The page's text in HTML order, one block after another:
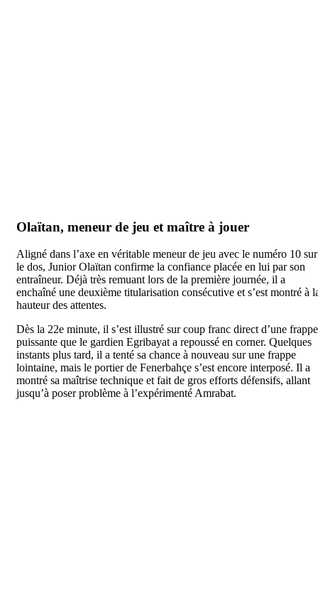
Olaïtan, meneur de jeu et maître à jouer
Aligné dans l’axe en véritable meneur de jeu avec le numéro 10 sur
le dos, Junior Olaïtan confirme la confiance placée en lui par son
entraîneur. Déjà très remuant lors de la première journée, il a
enchaîné une deuxième titularisation consécutive et s’est montré à
hauteur des attentes.
Dès la 22e minute, il s’est illustré sur coup franc direct d’une frappe
puissante que le gardien Egribayat a repoussé en corner. Quelques
instants plus tard, il a tenté sa chance à nouveau sur une frappe
lointaine, mais le portier de Fenerbahçe s’est encore interposé. Il a
montré sa maîtrise technique et fait de gros efforts défensifs, allant
jusqu’à poser problème à l’expérimenté Amrabat.